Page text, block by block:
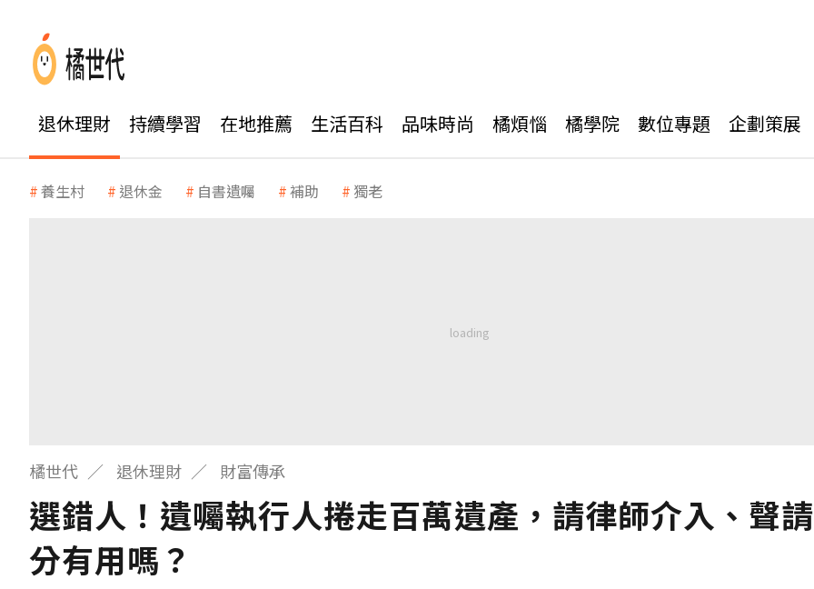
退休理財 持續學習 在地推薦 生活百科 品味時尚 橘煩惱 橘學院 數位專題 企劃策展
養生村 退休金 自書遺囑 補助 獨老
橘世代 退休理財 財富傳承
選錯人！遺囑執行人捲走百萬遺產，請律師介入、聲
分有用嗎？